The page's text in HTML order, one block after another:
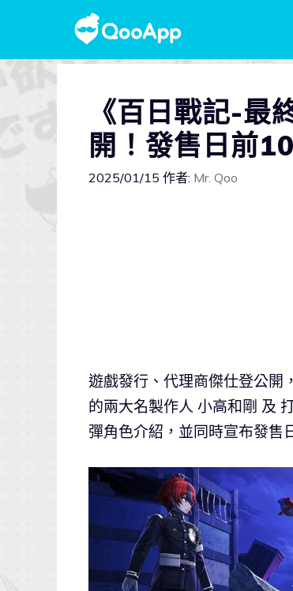
《百日戰記-最
開！發售日前
2025/01/15 作者: Mr. Qoo
遊戲發行、代理商傑仕登公開
的兩大名製作人 小高和剛 及
彈角色介紹，並同時宣布發售